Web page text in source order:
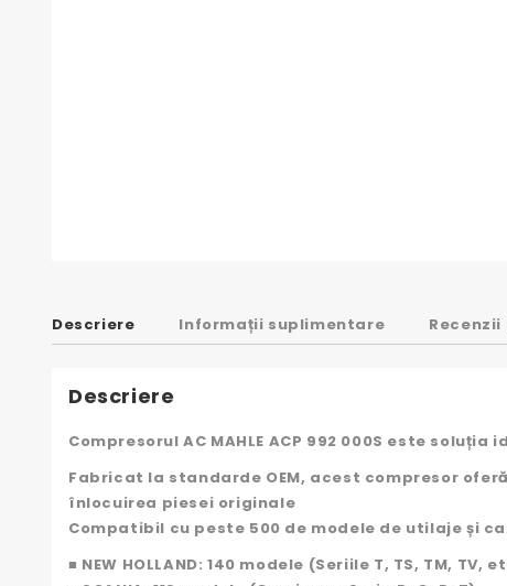
Descriere Informații suplimentare Recenzii
Descriere
Compresorul AC MAHLE ACP 992 000S este
Fabricat la standarde OEM, acest compresor
înlocuirea piesei originale
Compatibil cu peste 500 de modele de utilaje și
■ NEW HOLLAND: 140 modele (Seriile T, TS, TM, TV,